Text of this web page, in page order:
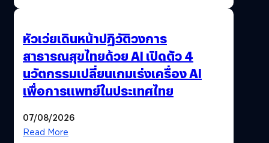
หัวเว่ยเดินหน้าปฏิวัติวงการ
สาธารณสุขไทยด้วย AI เปิดตัว 4
นวัตกรรมเปลี่ยนเกมเร่งเครื่อง AI
เพื่อการแพทย์ในประเทศไทย
07/08/2026
Read More